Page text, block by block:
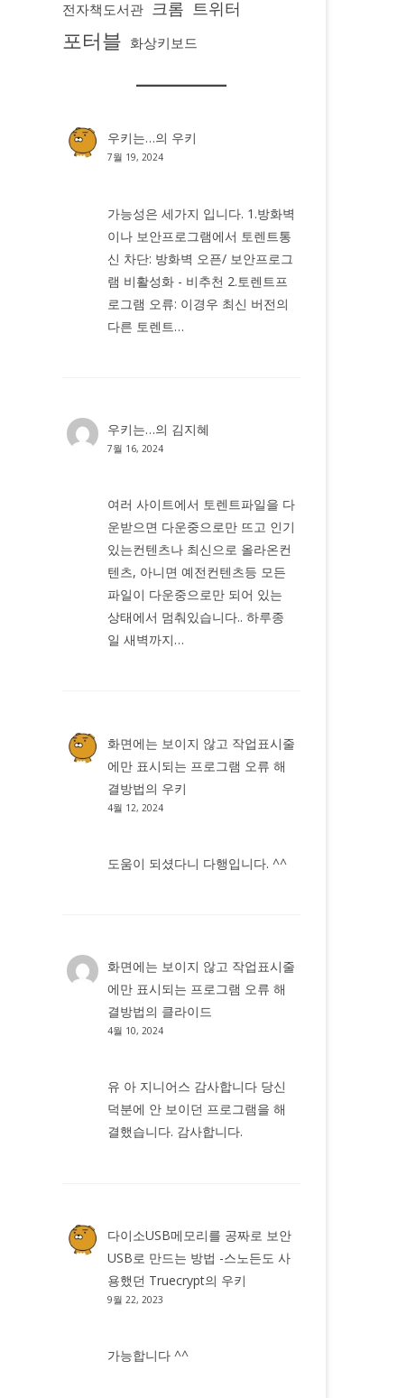
전자책도서관 크롬 트위터
포터블 화상키보드
우키는…의 우키
7월 19, 2024
가능성은 세가지 입니다. 1.방화벽
이나 보안프로그램에서 토렌트통
신 차단: 방화벽 오픈/ 보안프로그
램 비활성화 - 비추천 2.토렌트프
로그램 오류: 이경우 최신 버전의
다른 토렌트…
우키는…의 김지혜
7월 16, 2024
여러 사이트에서 토렌트파일을 다
운받으면 다운중으로만 뜨고 인기
있는컨텐츠나 최신으로 올라온컨
텐츠, 아니면 예전컨텐츠등 모든
파일이 다운중으로만 되어 있는
상태에서 멈춰있습니다.. 하루종
일 새벽까지…
화면에는 보이지 않고 작업표시줄
에만 표시되는 프로그램 오류 해
결방법의 우키
4월 12, 2024
도움이 되셨다니 다행입니다. ^^
화면에는 보이지 않고 작업표시줄
에만 표시되는 프로그램 오류 해
결방법의 클라이드
4월 10, 2024
유 아 지니어스 감사합니다 당신
덕분에 안 보이던 프로그램을 해
결했습니다. 감사합니다.
다이소USB메모리를 공짜로 보안
USB로 만드는 방법 -스노든도 사
용했던 Truecrypt의 우키
9월 22, 2023
가능합니다 ^^